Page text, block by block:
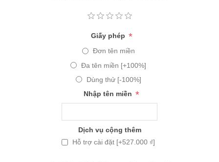
Giấy phép *
Đơn tên miền
Đa tên miền [+100%]
Dùng thử [-100%]
Nhập tên miền *
Dịch vụ cộng thêm
Hỗ trợ cài đặt [+527.000 ₫]